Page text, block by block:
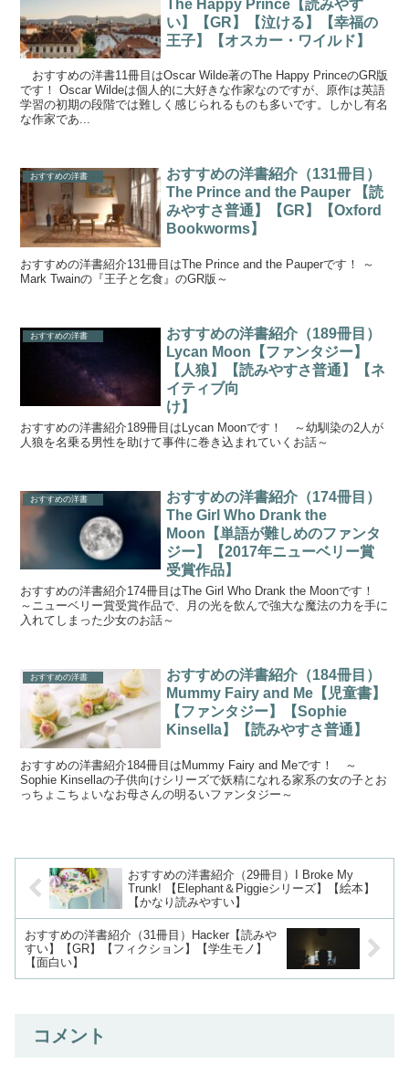
The Happy Prince【読みやす
い】【GR】【泣ける】【幸福の
王子】【オスカー・ワイルド】
おすすめの洋書11冊目はOscar Wilde著のThe Happy PrinceのGR版
です！ Oscar Wildeは個人的に大好きな作家なのですが、原作は英語
学習の初期の段階では難しく感じられるものも多いです。しかし有名
な作家であ...
おすすめの洋書
おすすめの洋書紹介（131冊目）
The Prince and the Pauper 【読
みやすさ普通】【GR】【Oxford
Bookworms】
おすすめの洋書紹介131冊目はThe Prince and the Pauperです！ ～
Mark Twainの『王子と乞食』のGR版～
おすすめの洋書
おすすめの洋書紹介（189冊目）
Lycan Moon【ファンタジー】
【人狼】【読みやすさ普通】【ネ
イティブ向
け】
おすすめの洋書紹介189冊目はLycan Moonです！ ～幼馴染の2人が
人狼を名乗る男性を助けて事件に巻き込まれていくお話～
おすすめの洋書
おすすめの洋書紹介（174冊目）
The Girl Who Drank the
Moon【単語が難しめのファンタ
ジー】【2017年ニューベリー賞
受賞作品】
おすすめの洋書紹介174冊目はThe Girl Who Drank the Moonです！
～ニューベリー賞受賞作品で、月の光を飲んで強大な魔法の力を手に
入れてしまった少女のお話～
おすすめの洋書
おすすめの洋書紹介（184冊目）
Mummy Fairy and Me【児童書】
【ファンタジー】【Sophie
Kinsella】【読みやすさ普通】
おすすめの洋書紹介184冊目はMummy Fairy and Meです！ ～
Sophie Kinsellaの子供向けシリーズで妖精になれる家系の女の子とお
っちょこちょいなお母さんの明るいファンタジー～
おすすめの洋書紹介（29冊目）I Broke My
Trunk! 【Elephant＆Piggieシリーズ】【絵本】
【かなり読みやすい】
おすすめの洋書紹介（31冊目）Hacker【読みや
すい】【GR】【フィクション】【学生モノ】
【面白い】
コメント